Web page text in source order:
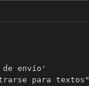
envío'
para textos"